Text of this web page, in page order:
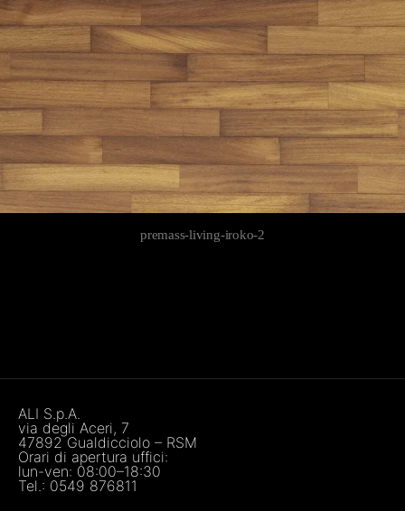
premass-living-iroko-2
ALI S.p.A.
via degli Aceri, 7
47892 Gualdicciolo – RSM
Orari di apertura uffici:
lun-ven: 08:00–18:30
Tel.: 0549 876811